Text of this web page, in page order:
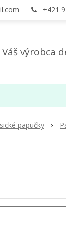
Váš výrobca
+421
papučky